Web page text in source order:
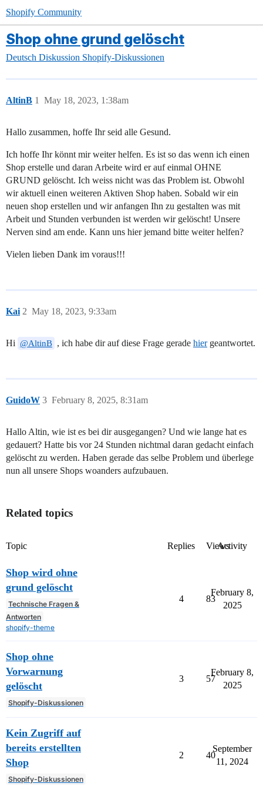
Shopify Community
Shop ohne grund gelöscht
Deutsch Diskussion Shopify-Diskussionen
AltinB May 18, 2023, 1:38am
1
Hallo zusammen, hoffe Ihr seid alle Gesund.
Ich hoffe Ihr könnt mir weiter helfen. Es ist so das wenn ich einen
Shop erstelle und daran Arbeite wird er auf einmal OHNE
GRUND gelöscht. Ich weiss nicht was das Problem ist. Obwohl
wir aktuell einen weiteren Aktiven Shop haben. Sobald wir ein
neuen shop erstellen und wir anfangen Ihn zu gestalten was mit
Arbeit und Stunden verbunden ist werden wir gelöscht! Unsere
Nerven sind am ende. Kann uns hier jemand bitte weiter helfen?
Vielen lieben Dank im voraus!!!
Kai May 18, 2023, 9:33am
2
Hi @AltinB , ich habe dir auf diese Frage gerade hiergeantwortet.
GuidoW February 8, 2025, 8:31am
3
Hallo Altin, wie ist es bei dir ausgegangen? Und wie lange hat es
gedauert? Hatte bis vor 24 Stunden nichtmal daran gedacht einfach
gelöscht zu werden. Haben gerade das selbe Problem und überlege
nun all unsere Shops woanders aufzubauen.
Related topics
Topic Replies ViewsActivity
Shop wird ohne
grund gelöscht
Technische Fragen &
Antworten
shopify-theme
4 83
February 8,
2025
Shop ohne
Vorwarnung
gelöscht
Shopify-Diskussionen
3 57
February 8,
2025
Kein Zugriff auf
bereits erstellten
Shop
Shopify-Diskussionen
2 40
September
11, 2024